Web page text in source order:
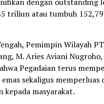
triliun atau tumbuh
Pemimpin Wilayah
M. Aries Aviani Nugroho,
Pegadaian terus
sekaligus memperluas
kepada masyarakat.